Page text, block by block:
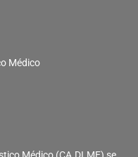
Médico